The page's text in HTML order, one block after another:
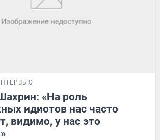
«На роль
идиотов нас часто
видимо, у нас это